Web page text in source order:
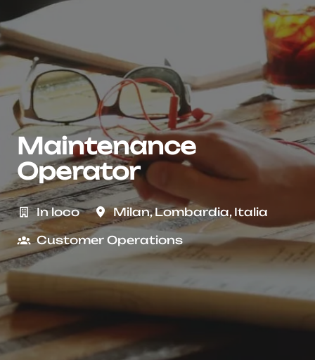
Maintenance
Operator
In loco Milan, Lombardia, Italia
Customer Operations